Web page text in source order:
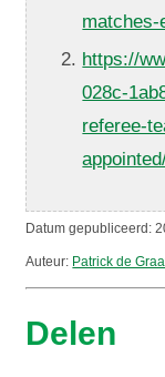
matches-
https://
028c-
referee-
Datum gepubliceerd:
Auteur: Patrick de
Delen